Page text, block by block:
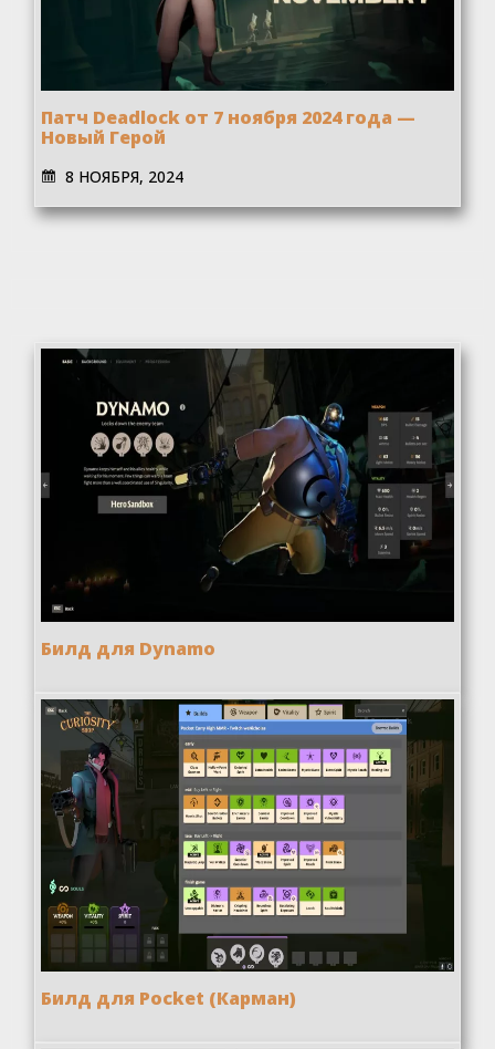
Патч Deadlock от 7 ноября 2024 года —
Новый Герой
8 НОЯБРЯ, 2024
Билд для Dynamo
Билд для Pocket (Карман)